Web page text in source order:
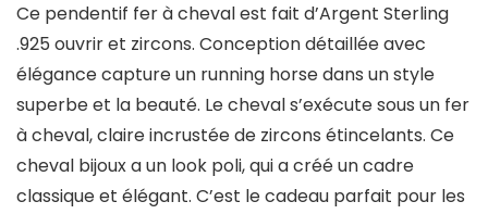
Ce pendentif fer à cheval est fait d’Argent Sterling
.925 ouvrir et zircons. Conception détaillée avec
élégance capture un running horse dans un style
superbe et la beauté. Le cheval s’exécute sous un fer
à cheval, claire incrustée de zircons étincelants. Ce
cheval bijoux a un look poli, qui a créé un cadre
classique et élégant. C’est le cadeau parfait pour les